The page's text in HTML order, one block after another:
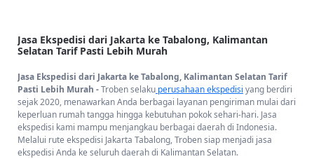
Jasa Ekspedisi dari Jakarta ke Tabalong, Kalimantan
Selatan Tarif Pasti Lebih Murah
Jasa Ekspedisi dari Jakarta ke Tabalong, Kalimantan Selatan Tarif
Pasti Lebih Murah -Troben selaku perusahaan ekspedisi yang berdiri
sejak 2020, menawarkan Anda berbagai layanan pengiriman mulai dari
keperluan rumah tangga hingga kebutuhan pokok sehari-hari. Jasa
ekspedisi kami mampu menjangkau berbagai daerah di Indonesia.
Melalui rute ekspedisi Jakarta Tabalong, Troben siap menjadi jasa
ekspedisi Anda ke seluruh daerah di Kalimantan Selatan.